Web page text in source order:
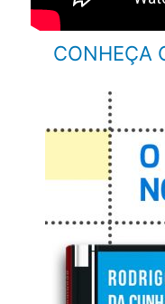
CONHEÇA